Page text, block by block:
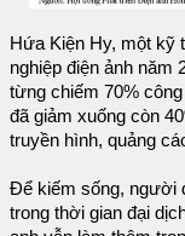
Hứa Kiện Hy, một kỹ
nghiệp điện ảnh năm
từng chiếm 70%
đã giảm xuống còn
truyền hình, quảng
Để kiếm sống, người
trong thời gian đại